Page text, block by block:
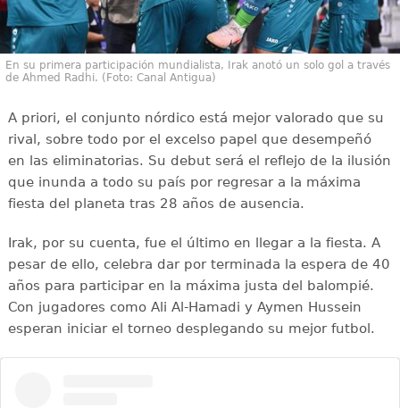
En su primera participación mundialista, Irak anotó un solo gol a través
de Ahmed Radhi. (Foto: Canal Antigua)
A priori, el conjunto nórdico está mejor valorado que su
rival, sobre todo por el excelso papel que desempeñó
en las eliminatorias. Su debut será el reflejo de la ilusión
que inunda a todo su país por regresar a la máxima
fiesta del planeta tras 28 años de ausencia.
Irak, por su cuenta, fue el último en llegar a la fiesta. A
pesar de ello, celebra dar por terminada la espera de 40
años para participar en la máxima justa del balompié.
Con jugadores como Ali Al-Hamadi y Aymen Hussein
esperan iniciar el torneo desplegando su mejor futbol.